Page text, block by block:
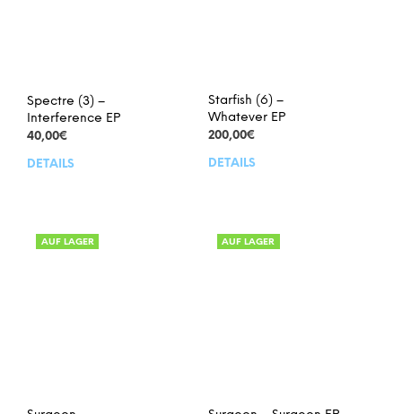
Spectre (3) –
Interference EP
40,00€
DETAILS
Starfish (6) –
Whatever EP
200,00€
DETAILS
AUF LAGER AUF LAGER